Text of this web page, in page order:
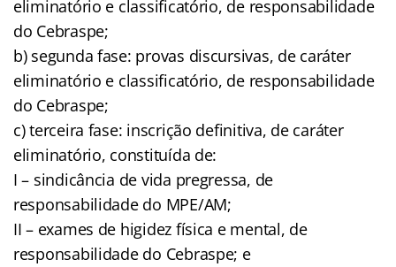
eliminatório e classificatório, de responsabilidade
do Cebraspe;
b) segunda fase: provas discursivas, de caráter
eliminatório e classificatório, de responsabilidade
do Cebraspe;
c) terceira fase: inscrição definitiva, de caráter
eliminatório, constituída de:
I – sindicância de vida pregressa, de
responsabilidade do MPE/AM;
II – exames de higidez física e mental, de
responsabilidade do Cebraspe; e